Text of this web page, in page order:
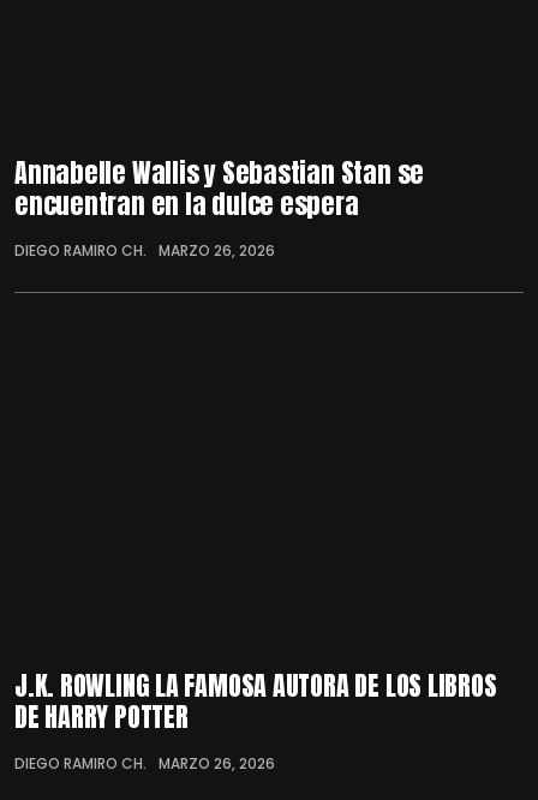
Annabelle Wallis y Sebastian Stan se
encuentran en la dulce espera
DIEGO RAMIRO CH. MARZO 26, 2026
J.K. ROWLING LA FAMOSA AUTORA DE LOS LIBROS
DE HARRY POTTER
DIEGO RAMIRO CH. MARZO 26, 2026